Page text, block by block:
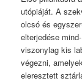
utópiáját. A
olcsó és
elterjedése
viszonylag kis
végezni,
eleresztett